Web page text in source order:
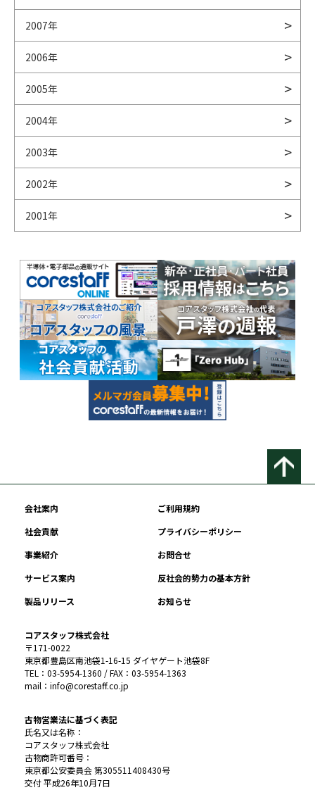
2007年
2006年
2005年
2004年
2003年
2002年
2001年
会社案内
ご利用規約
社会貢献
プライバシーポリシー
事業紹介
お問合せ
サービス案内
反社会的勢力の基本方針
製品リリース
お知らせ
コアスタッフ株式会社
〒171-0022
東京都豊島区南池袋1-16-15 ダイヤゲート池袋8F
TEL：03-5954-1360 / FAX：03-5954-1363
mail：info@corestaff.co.jp
古物営業法に基づく表記
氏名又は名称：
コアスタッフ株式会社
古物商許可番号：
東京都公安委員会 第305511408430号
交付 平成26年10月7日